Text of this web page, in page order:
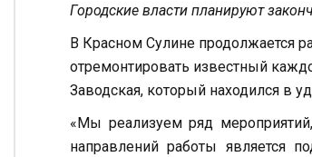
Городские власти планируют
В Красном Сулине продолжается
отремонтировать известный
Заводская, который находился в
«Мы реализуем ряд
направлений работы